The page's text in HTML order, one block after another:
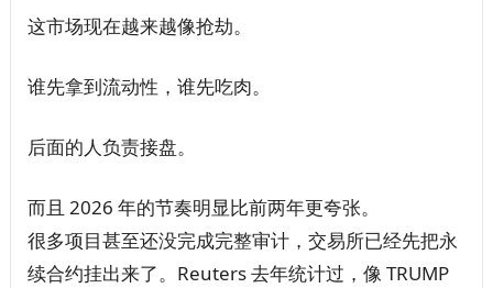
这市场现在越来越像抢劫。
谁先拿到流动性，谁先吃肉。
后面的人负责接盘。
而且 2026 年的节奏明显比前两年更夸张。
很多项目甚至还没完成完整审计，交易所已经先把永
续合约挂出来了。Reuters 去年统计过，像 TRUMP